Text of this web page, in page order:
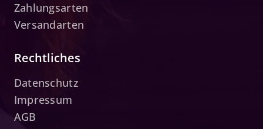
Zahlungsarten
Versandarten
Rechtliches
Datenschutz
Impressum
AGB